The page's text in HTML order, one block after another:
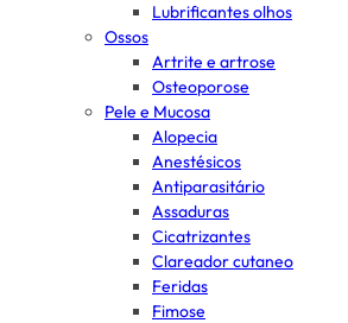
Lubrificantes olhos
Ossos
Artrite e artrose
Osteoporose
Pele e Mucosa
Alopecia
Anestésicos
Antiparasitário
Assaduras
Cicatrizantes
Clareador cutaneo
Feridas
Fimose